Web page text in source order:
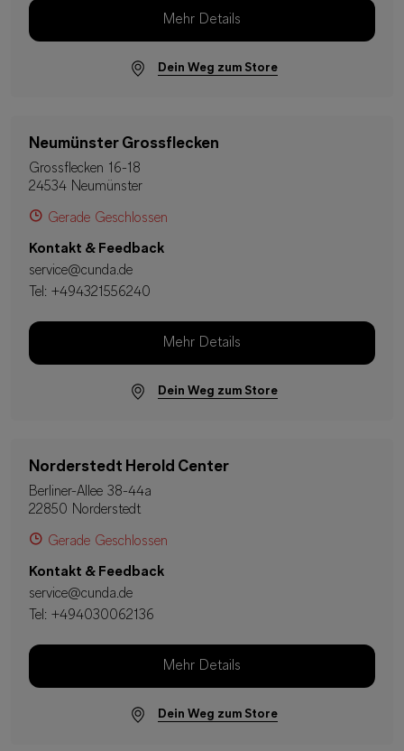
Mehr Details
Dein Weg zum Store
Neumünster Grossflecken
Grossflecken 16-18
24534 Neumünster
Gerade Geschlossen
Kontakt & Feedback
service@cunda.de
Tel: +494321556240
Mehr Details
Dein Weg zum Store
Norderstedt Herold Center
Berliner-Allee 38-44a
22850 Norderstedt
Gerade Geschlossen
Kontakt & Feedback
service@cunda.de
Tel: +494030062136
Mehr Details
Dein Weg zum Store